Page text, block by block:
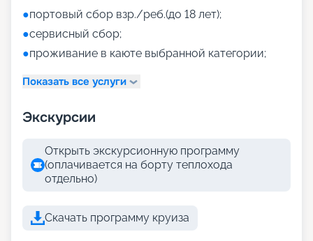
●портовый сбор взр./реб.(до 18 лет);
●сервисный сбор;
●проживание в каюте выбранной категории;
Показать все услуги
Экскурсии
Открыть экскурсионную программу
(оплачивается на борту теплохода
отдельно)
Скачать программу круиза